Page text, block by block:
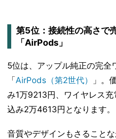
第5位：接続性の高さで
「AirPods」
5位は、アップル純正の完全
「AirPods（第2世代）
」。
み1万9213円、ワイヤレス
込み2万4613円となります。
音質やデザインもさること